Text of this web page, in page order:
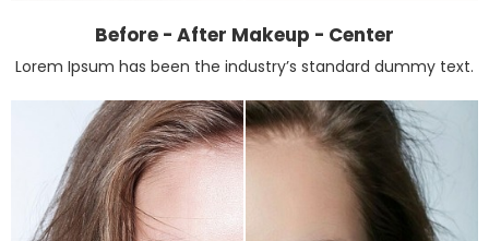
Before - After Makeup - Center
Lorem Ipsum has been the industry’s standard dummy text.